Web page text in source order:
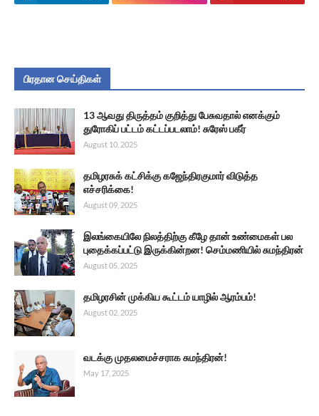
பிரதான செய்திகள்
13 ஆவது திருத்தம் குறித்து பேசுவதால் எனக்கும்
துரோகிப் பட்டம் கட்டப்படலாம்! சுரேஸ் பகீர்
August 10, 2025
தமிழரசுக் கட்சிக்கு கஜேந்திரகுமார் விடுத்த
எச்சரிக்கை!
August 09, 2025
இலங்கையிலே நிலத்திற்கு கீழே தான் உண்மைகள் பல
புதைக்கப்பட்டு இருக்கின்றன! செம்மணியில் சுமந்திரன்
August 05, 2025
தமிழரசின் முக்கிய கூட்டம் யாழில் ஆரம்பம்!
August 02, 2025
வடக்கு முதலமைச்சராக சுமந்திரன்!
May 17, 2025